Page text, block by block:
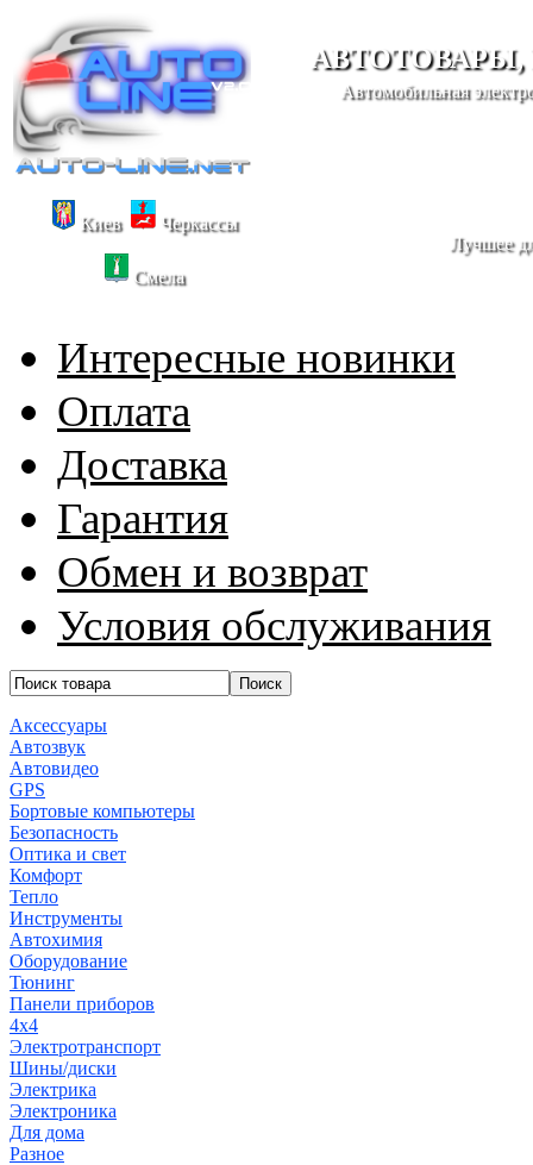
Автомобильная
Киев Черкассы
Смела
Лучшее
Интересные новинки
Оплата
Доставка
Гарантия
Обмен и возврат
Условия обслуживания
Аксессуары
Автозвук
Автовидео
GPS
Бортовые компьютеры
Безопасность
Оптика и свет
Комфорт
Тепло
Инструменты
Автохимия
Оборудование
Тюнинг
Панели приборов
4x4
Электротранспорт
Шины/диски
Электрика
Электроника
Для дома
Разное